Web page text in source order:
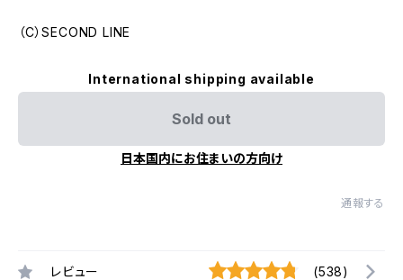
（C）SECOND LINE
International shipping available
Sold out
日本国内にお住まいの方向け
通報する
レビュー (538)